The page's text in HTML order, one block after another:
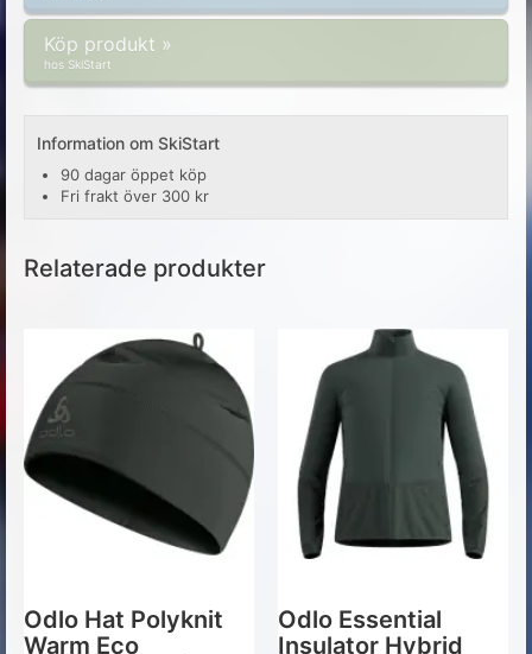
Köp produkt »
hos SkiStart
Information om SkiStart
90 dagar öppet köp
Fri frakt över 300 kr
Relaterade produkter
Odlo Hat Polyknit
Warm Eco
Odlo Essential
Insulator Hybrid